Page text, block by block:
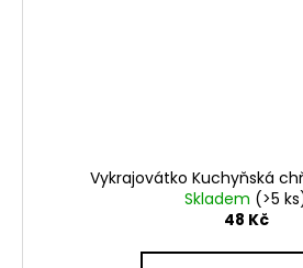
Vykrajovátko Kuchyňská
Skladem (>5
48 Kč